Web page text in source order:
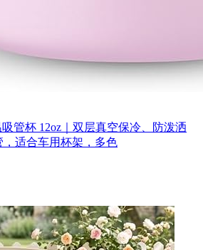
管杯 12oz｜双层真空保冷、防泼洒
适合车用杯架，多色